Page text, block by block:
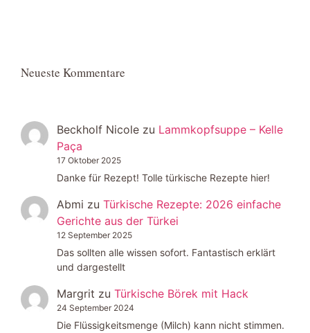
Neueste Kommentare
Beckholf Nicole zu Lammkopfsuppe – Kelle
Paça
17 Oktober 2025
Danke für Rezept! Tolle türkische Rezepte hier!
Abmi zu Türkische Rezepte: 2026 einfache
Gerichte aus der Türkei
12 September 2025
Das sollten alle wissen sofort. Fantastisch erklärt
und dargestellt
Margrit zu Türkische Börek mit Hack
24 September 2024
Die Flüssigkeitsmenge (Milch) kann nicht stimmen.